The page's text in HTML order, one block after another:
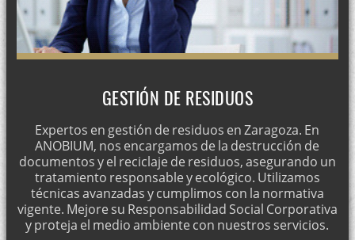
GESTIÓN DE RESIDUOS
Expertos en gestión de residuos en Zaragoza. En
ANOBIUM, nos encargamos de la destrucción de
documentos y el reciclaje de residuos, asegurando un
tratamiento responsable y ecológico. Utilizamos
técnicas avanzadas y cumplimos con la normativa
vigente. Mejore su Responsabilidad Social Corporativa
y proteja el medio ambiente con nuestros servicios.